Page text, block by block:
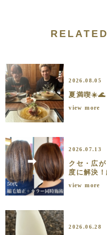
2026.08.05
夏満喫☀️🌊
view more
2026.07.13
クセ・広
度に解決
view more
2026.06.28